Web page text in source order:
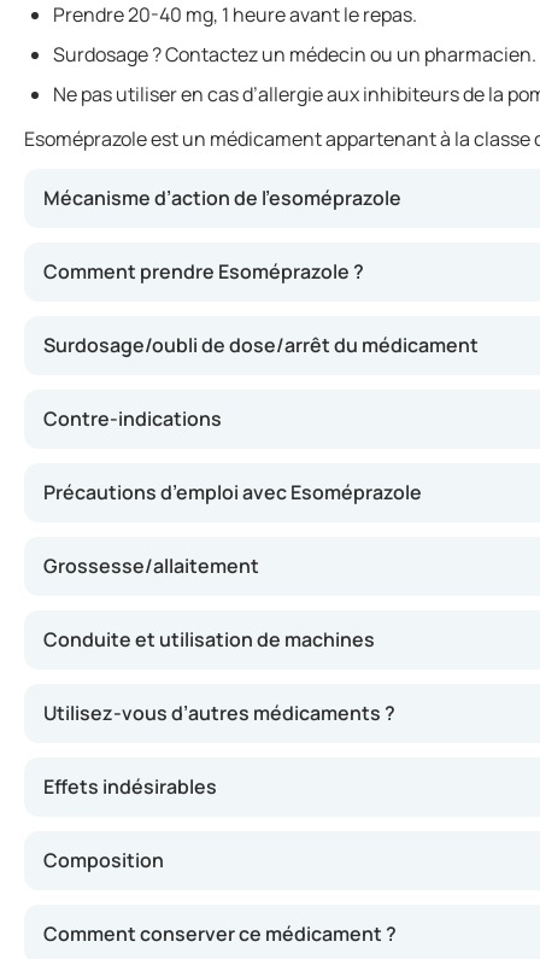
Prendre 20-40 mg, 1 heure avant le repas.
Surdosage ? Contactez un médecin ou un pharmacien.
Ne pas utiliser en cas d’allergie aux inhibiteurs de la
Esoméprazole est un médicament appartenant à la
Mécanisme d’action de l’esoméprazole
Esoméprazole diminue la production d’acide
Comment prendre Esoméprazole ?
Surdosage/oubli de dose/arrêt du médicament
Contre-indications
Précautions d’emploi avec Esoméprazole
Grossesse/allaitement
Conduite et utilisation de machines
Utilisez-vous d’autres médicaments ?
Effets indésirables
Composition
Comment conserver ce médicament ?